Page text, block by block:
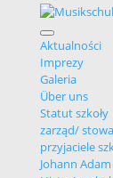
Aktualności
Imprezy
Galeria
Über uns
Statut szkoły
zarząd/
przyjaciele
Johann